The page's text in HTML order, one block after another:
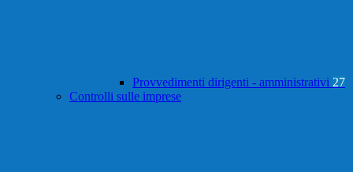
Provvedimenti dirigenti - amministrativi 27
Controlli sulle imprese